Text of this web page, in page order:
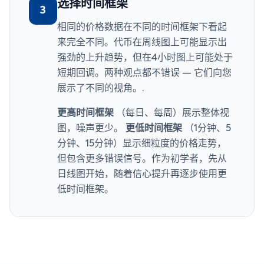
3 选择时间框架
相同的价格数据在不同的时间框架下看起
来完全不同。代币在周线图上可能显示出
强劲的上升趋势，但在4小时图上可能处于
短期回调。两种观点都不错误 — 它们向您
展示了不同的视角。.
更高时间框架 （每日、每周）展示整体视
图，噪声更少。
更低时间框架 （1分钟、5
分钟、15分钟）显示细粒度的价格走势，
但包含更多错误信号。作为初学者，先从
日线图开始，随着信心提升再逐步使用更
低时间框架。